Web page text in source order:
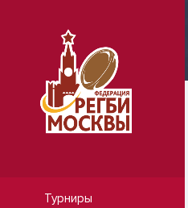
Турниры